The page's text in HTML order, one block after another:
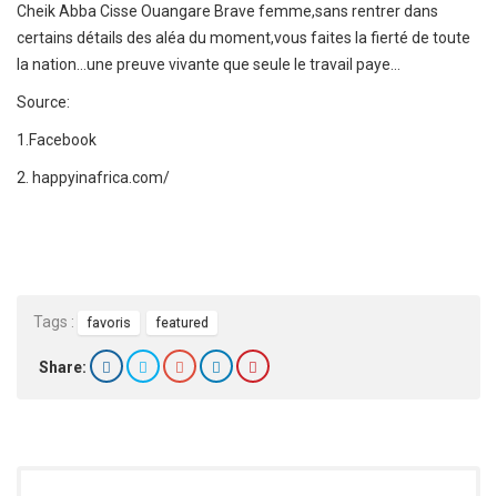
Cheik Abba Cisse Ouangare Brave femme,sans rentrer dans
certains détails des aléa du moment,vous faites la fierté de toute
la nation…une preuve vivante que seule le travail paye…
Source:
1. Facebook
2. happyinafrica.com/
Tags : favoris featured
Share: